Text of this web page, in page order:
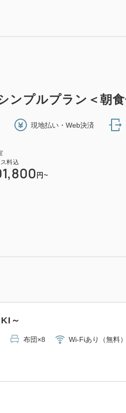
ンプルプラン＜朝食
現地払い・Web決済
料込
円~
～
布団×8 Wi-Fiあり（無料）